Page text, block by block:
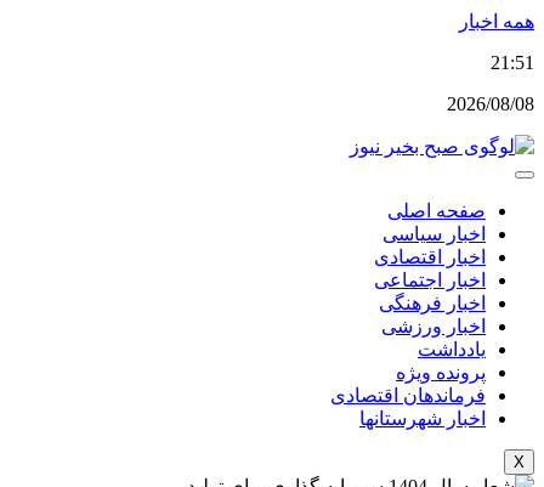
پرش
محتوا
همه اخبار
21:51
2026/08/08
صفحه اصلی
اخبار سیاسی
اخبار اقتصادی
اخبار اجتماعی
اخبار فرهنگی
اخبار ورزشی
یادداشت
پرونده ویژه
فرماندهان اقتصادی
اخبار شهرستانها
X